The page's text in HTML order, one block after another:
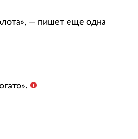
— пишет еще одна